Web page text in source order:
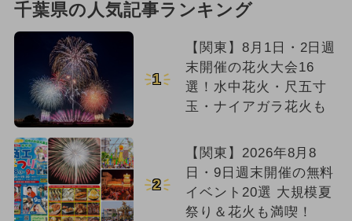
千葉県の人気記事ランキング
1
【関東】8月1日・2日週
末開催の花火大会16
選！水中花火・尺五寸
玉・ナイアガラ花火も
2
【関東】2026年8月8
日・9日週末開催の無料
イベント20選 大規模夏
祭り＆花火も満喫！